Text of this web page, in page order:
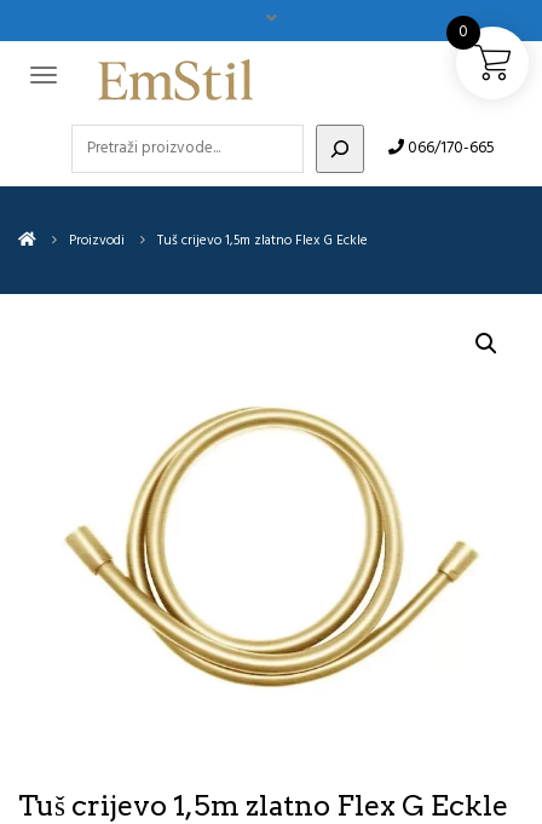
066/170-665
Proizvodi Tuš crijevo 1,5m zlatno Flex G Eckle
Tuš crijevo 1,5m zlatno Flex G Eckle
0